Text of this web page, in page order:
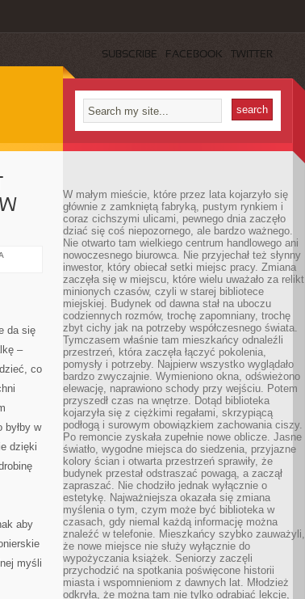
SUBSCRIBE FACEBOOK TWITTER
da się
–
co
byłby w
dzięki
aby
myśli
W małym mieście, które przez lata kojarzyło się
głównie z zamkniętą fabryką, pustym rynkiem i
coraz cichszymi ulicami, pewnego dnia zaczęło
dziać się coś niepozornego, ale bardzo ważnego.
Nie otwarto tam wielkiego centrum handlowego ani
nowoczesnego biurowca. Nie przyjechał też słynny
inwestor, który obiecał setki miejsc pracy. Zmiana
zaczęła się w miejscu, które wielu uważało za relikt
minionych czasów, czyli w starej bibliotece
miejskiej. Budynek od dawna stał na uboczu
codziennych rozmów, trochę zapomniany, trochę
zbyt cichy jak na potrzeby współczesnego świata.
Tymczasem właśnie tam mieszkańcy odnaleźli
przestrzeń, która zaczęła łączyć pokolenia,
pomysły i potrzeby. Najpierw wszystko wyglądało
bardzo zwyczajnie. Wymieniono okna, odświeżono
elewację, naprawiono schody przy wejściu. Potem
przyszedł czas na wnętrze. Dotąd biblioteka
kojarzyła się z ciężkimi regałami, skrzypiącą
podłogą i surowym obowiązkiem zachowania ciszy.
Po remoncie zyskała zupełnie nowe oblicze. Jasne
światło, wygodne miejsca do siedzenia, przyjazne
kolory ścian i otwarta przestrzeń sprawiły, że
budynek przestał odstraszać powagą, a zaczął
zapraszać. Nie chodziło jednak wyłącznie o
estetykę. Najważniejsza okazała się zmiana
myślenia o tym, czym może być biblioteka w
czasach, gdy niemal każdą informację można
znaleźć w telefonie. Mieszkańcy szybko zauważyli,
że nowe miejsce nie służy wyłącznie do
wypożyczania książek. Seniorzy zaczęli
przychodzić na spotkania poświęcone historii
miasta i wspomnieniom z dawnych lat. Młodzież
odkryła, że można tam nie tylko odrabiać lekcje,